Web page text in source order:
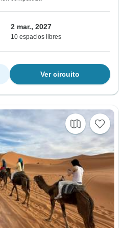
2 mar., 2027
10 espacios libres
Ver circuito